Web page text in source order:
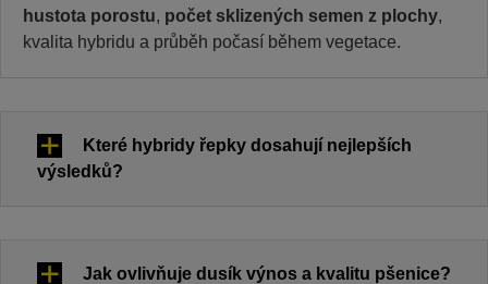
hustota porostu, počet sklizených semen z plochy,
kvalita hybridu a průběh počasí během vegetace.
Které hybridy řepky dosahují nejlepších
výsledků?
Jak ovlivňuje dusík výnos a kvalitu pšenice?